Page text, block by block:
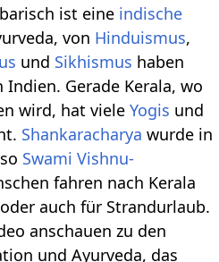
ist eine indische
von Hinduismus,
und Sikhismus haben
Gerade Kerala, wo
wird, hat vieleYogis und
Shankaracharya wurde in
Swami Vishnu-
fahren nach Kerala
auch für Strandurlaub.
anschauen zu den
und Ayurveda, das